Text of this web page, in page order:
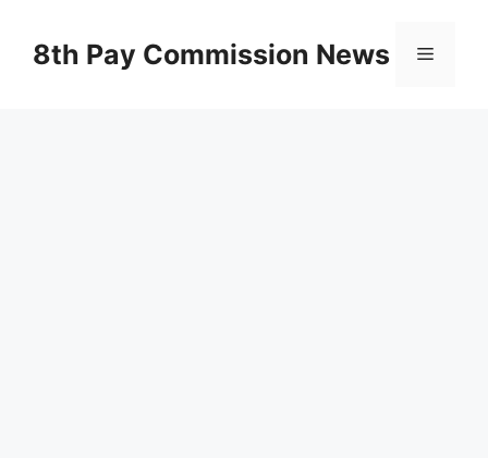
content8th Pay Commission News Menu